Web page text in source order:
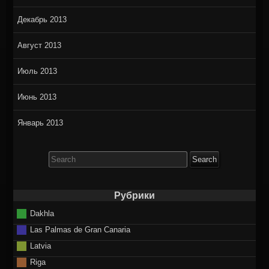
Декабрь 2013
Август 2013
Июль 2013
Июнь 2013
Январь 2013
for:
Рубрики
Dakhla
Las Palmas de Gran Canaria
Latvia
Riga